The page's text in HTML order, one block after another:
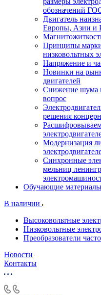
обозначений
Двигатель
Европы, Азии и
Принципы
низковольтных
Напряжение и
Новинки на
двигателей
Снижение шума
вопрос
решения
Модернизация
Синхронные
мельниц
Обучающие материалы
В наличии
Высоковольтные
Низковольтные
Преобразователи
Новости
Контакты